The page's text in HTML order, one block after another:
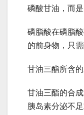
磷酸甘油，而
磷脂酸在磷脂
的前身物，只
甘油三酯所含
甘油三酯的合
胰岛素分泌不